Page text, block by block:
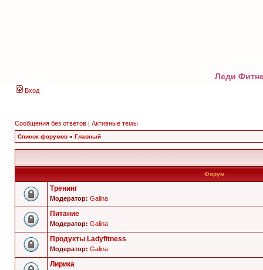
Леди
Вход
Сообщения без ответов | Активные темы
Список форумов » Главный
Форум
Тренинг
Модератор: Galina
Питание
Модератор: Galina
Продукты Ladyfitness
Модератор: Galina
Лирика